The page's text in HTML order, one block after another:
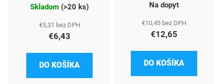
Skladom (>20 ks)
€5,31 bez DPH
€6,43
DO KOŠÍKA
Na dopyt
€10,45 bez DPH
€12,65
DO KOŠÍKA